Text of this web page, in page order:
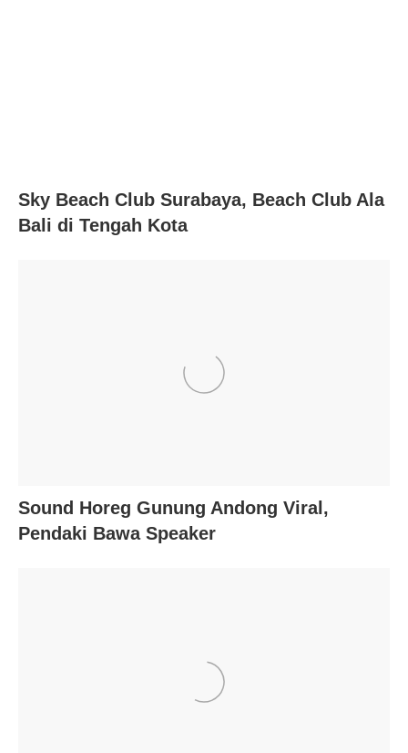
Sky Beach Club Surabaya, Beach Club Ala
Bali di Tengah Kota
Sound Horeg Gunung Andong Viral,
Pendaki Bawa Speaker